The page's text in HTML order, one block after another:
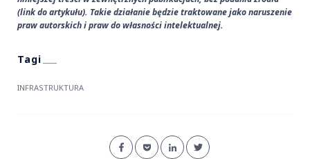
(link do artykułu). Takie działanie będzie traktowane jako naruszenie
praw autorskich i praw do własności intelektualnej.
INFRASTRUKTURA